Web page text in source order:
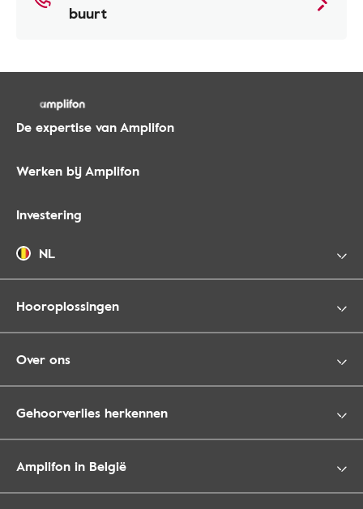
buurt
De expertise van Amplifon
Werken bij Amplifon
Investering
NL
Hooroplossingen
Over ons
Gehoorverlies herkennen
Amplifon in België